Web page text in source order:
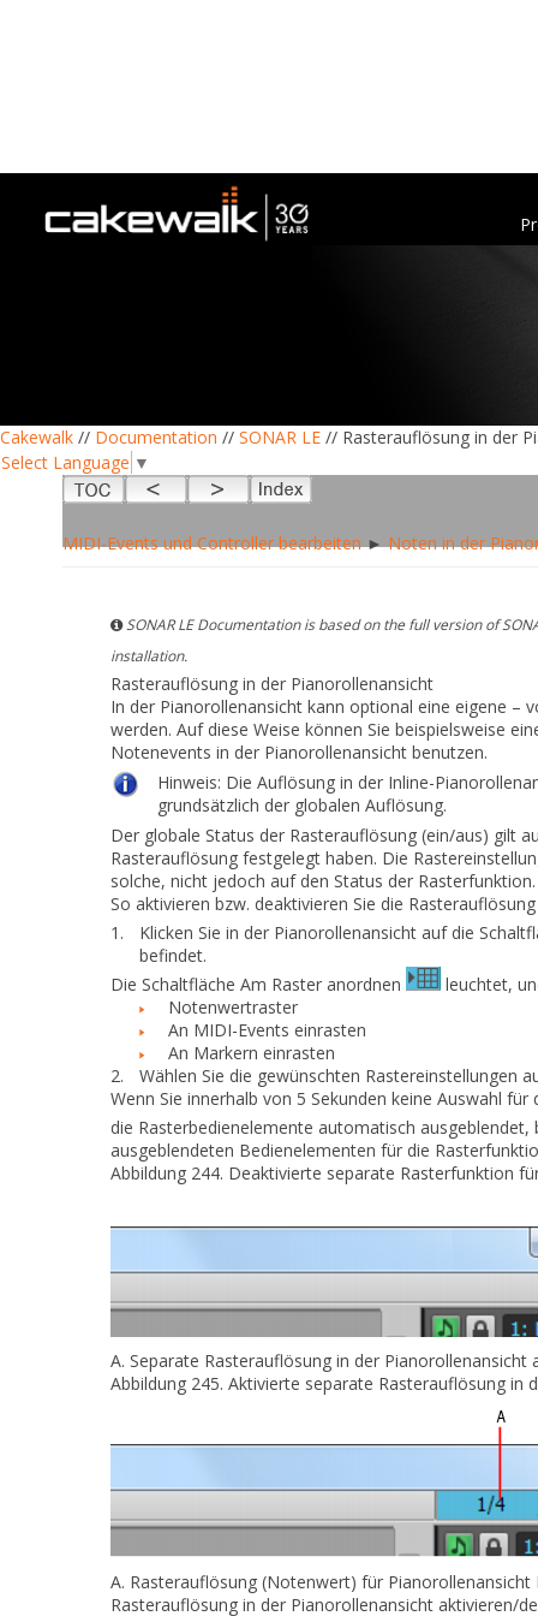
Cakewalk // Documentation // SONAR LE // Rasterauflösung in der
Select Language ▼
MIDI-Events und Controller bearbeiten►Noten in der
SONAR LE Documentation is based on the full version of
installation.
Rasterauflösung in der Pianorollenansicht
In der Pianorollenansicht kann optional eine eigene –
werden. Auf diese Weise können Sie beispielsweise
Notenevents in der Pianorollenansicht benutzen.
Hinweis: Die Auflösung in der Inline-
grundsätzlich der globalen Auflösung.
Der globale Status der Rasterauflösung (ein/aus) gilt
Rasterauflösung festgelegt haben. Die
solche, nicht jedoch auf den Status der Rasterfunktion.
So aktivieren bzw. deaktivieren Sie die
1.
Klicken Sie in der Pianorollenansicht auf die
befindet.
Die Schaltfläche Am Raster anordnen
leuchtet,
Notenwertraster
An MIDI-Events einrasten
An Markern einrasten
2.
Wählen Sie die gewünschten Rastereinstellungen
Wenn Sie innerhalb von 5 Sekunden keine Auswahl
die Rasterbedienelemente automatisch
ausgeblendeten Bedienelementen für die
Abbildung 244. Deaktivierte separate Rasterfunktion
A. Separate Rasterauflösung in der Pianorollenansicht
Abbildung 245. Aktivierte separate Rasterauflösung in
A. Rasterauflösung (Notenwert) für Pianorollenansicht
Rasterauflösung in der Pianorollenansicht aktivieren/